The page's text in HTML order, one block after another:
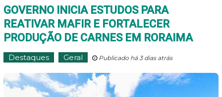
GOVERNO INICIA ESTUDOS PARA
REATIVAR MAFIR E FORTALECER
PRODUÇÃO DE CARNES EM RORAIMA
Destaques Geral Publicado há 3 dias atrás